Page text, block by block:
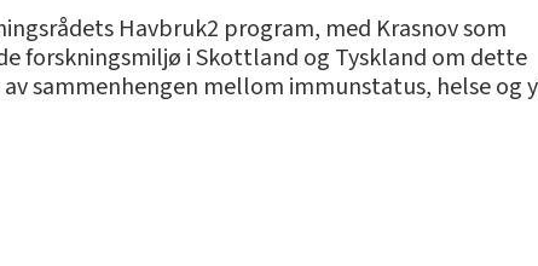
Havbruk2 program, med Krasnov som
forskningsmiljø i Skottland og Tyskland om dette
sammenhengen mellom immunstatus, helse og